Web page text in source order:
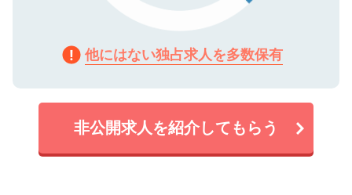
他にはない独占求人を多数保有
非公開求人を紹介してもらう